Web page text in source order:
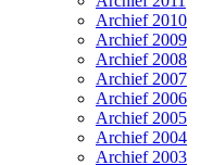
Archief 2010
Archief 2009
Archief 2008
Archief 2007
Archief 2006
Archief 2005
Archief 2004
Archief 2003